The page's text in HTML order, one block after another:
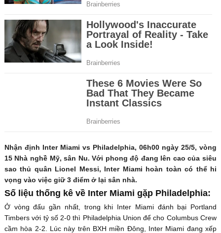
Nhận định Inter Miami vs Philadelphia, 06h00 ngày 25/5, vòng
15 Nhà nghề Mỹ, sân Nu. Với phong độ đang lên cao của siêu
sao thủ quân Lionel Messi, Inter Miami hoàn toàn có thể hi
vọng vào việc giữ 3 điểm ở lại sân nhà.
Số liệu thống kê về Inter Miami gặp Philadelphia:
Ở vòng đấu gần nhất, trong khi Inter Miami đánh bại Portland
Timbers với tỷ số 2-0 thì Philadelphia Union để cho Columbus Crew
cầm hòa 2-2. Lúc này trên BXH miền Đông, Inter Miami đang xếp